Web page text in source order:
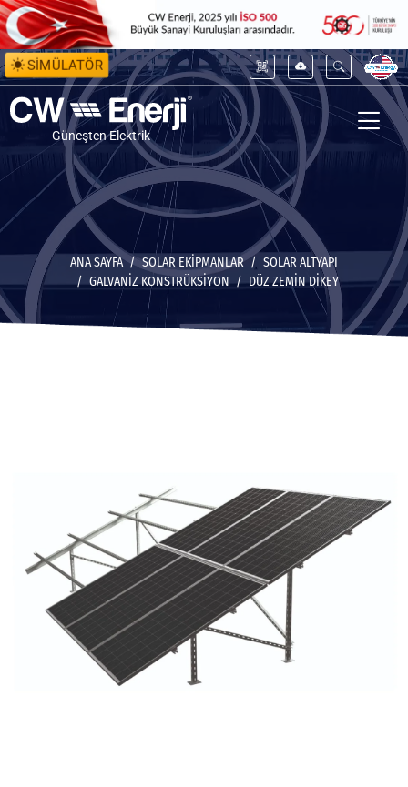
SİMÜLATÖR
Güneşten Elektrik
ANA SAYFA SOLAR EKİPMANLAR
SOLAR ALTYAPI
GALVANIZ KONSTRÜKSIYON
DÜZ ZEMIN DIKEY